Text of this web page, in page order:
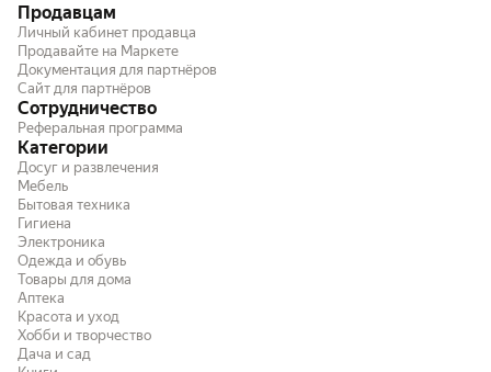
Продавцам
Личный кабинет продавца
Продавайте на Маркете
Документация для партнёров
Сайт для партнёров
Сотрудничество
Реферальная программа
Категории
Досуг и развлечения
Мебель
Бытовая техника
Гигиена
Электроника
Одежда и обувь
Товары для дома
Аптека
Красота и уход
Хобби и творчество
Дача и сад